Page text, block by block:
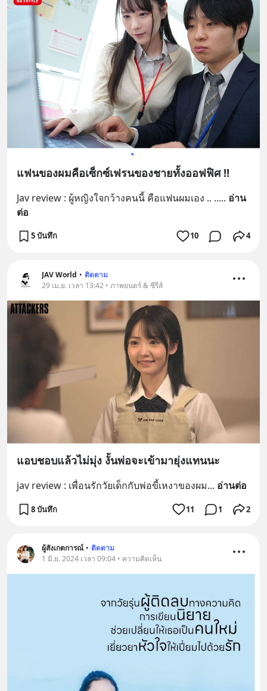
แฟนของผมคือเซ็กซ์เฟรนของชายทั้งออฟฟิศ !!
Jav review : ผู้หญิงใจกว้างคนนี้ คือแฟนผมเอง .. ..... อ่าน
ต่อ
5 บันทึก 10 4
JAV World • ติดตาม
29 เม.ย. เวลา 13:42 • ภาพยนตร์ & ซีรีส์
แอบชอบแล้วไม่มุ่ง งั้นพ่อจะเข้ามายุ่งแทนนะ
jav review : เพื่อนรักวัยเด็กกับพ่อขี้เหงาของผม... อ่านต่อ
8 บันทึก 11 1 2
ผู้สังเกตการณ์ • ติดตาม
1 มิ.ย. 2024 เวลา 09:04 • ความคิดเห็น